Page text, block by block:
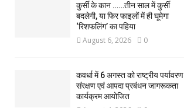
कुर्सी के कान ……तीन साल में कुर्सी
बदलेगी, या फिर फाइलों में ही घूमेगा
‘रिशफलिंग’ का पहिया
August 6, 2026 0
कवर्धा में 6 अगस्त को राष्ट्रीय पर्यावरण
संरक्षण एवं आपदा प्रबंधन जागरूकता
कार्यक्रम आयोजित